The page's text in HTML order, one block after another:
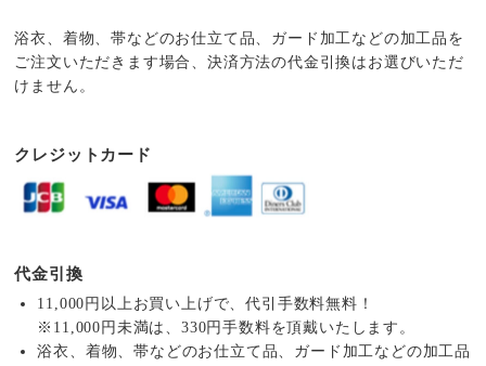
浴衣、着物、帯などのお仕立て品、ガード加工などの加工品を
ご注文いただきます場合、決済方法の代金引換はお選びいただ
けません。
クレジットカード
代金引換
11,000円以上お買い上げで、代引手数料無料！
※11,000円未満は、330円手数料を頂戴いたします。
浴衣、着物、帯などのお仕立て品、ガード加工などの加工品